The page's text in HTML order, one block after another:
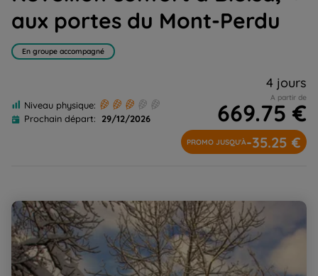
aux portes du Mont-Perdu
En groupe accompagné
Niveau physique:
Prochain départ:
29/12/2026
4 jours
A partir de
669.75 €
PROMO JUSQU'À-35.25 €
Réveillon de charme dans le Val d'Azun